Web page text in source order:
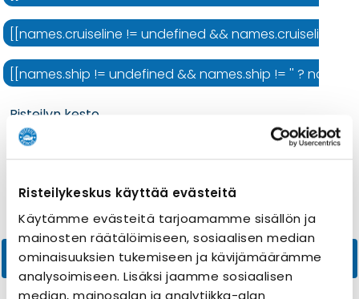
Risteilykeskus käyttää evästeitä
Käytämme evästeitä tarjoamamme sisällön ja
mainosten räätälöimiseen, sosiaalisen median
ominaisuuksien tukemiseen ja kävijämäärämme
analysoimiseen. Lisäksi jaamme sosiaalisen
median, mainosalan ja analytiikka-alan
[[names.cruiseline != undefined && names.cruiseline
[[names.ship != undefined && names.ship != '' ?
Risteilyn kesto